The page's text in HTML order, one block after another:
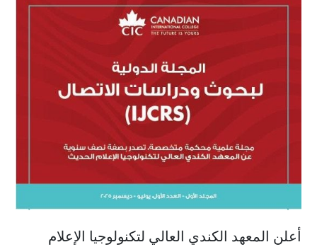
أعلن المعهد الكندي العالي لتكنولوجيا الإعلام